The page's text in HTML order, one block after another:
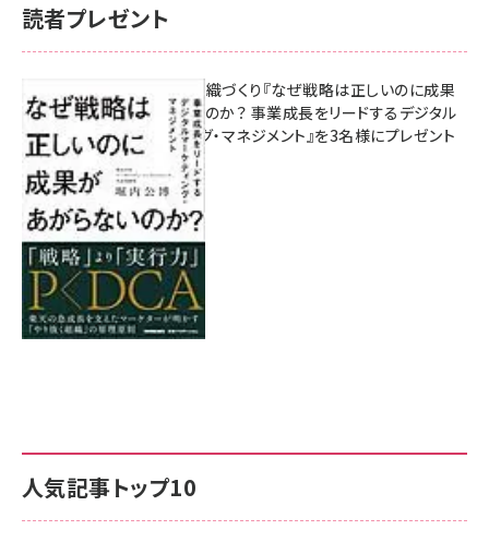
人気記事トップ10
読者プレゼント
成果を生む組織づくり『なぜ戦略は正しいのに成果
があがらないのか？ 事業成長をリードするデジタル
マーケティング・マネジメント』を3名様にプレゼント
8月7日 10:00